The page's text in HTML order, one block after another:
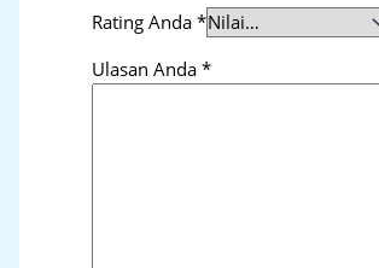
Rating Anda*
Ulasan Anda*